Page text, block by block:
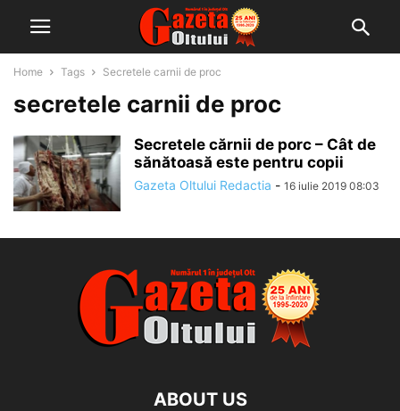
Home Tags Secretele carnii de proc
secretele carnii de proc
Secretele cărnii de porc – Cât de
sănătoasă este pentru copii
Gazeta Oltului Redactia - 16 iulie 2019 08:03
ABOUT US